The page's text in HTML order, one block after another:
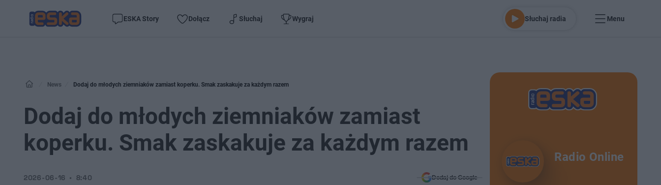
ESKA Story Dołącz Słuchaj Wygraj Słuchaj radia Menu
News Dodaj do młodych ziemniaków zamiast koperku. Smak zaskakuje za każdym razem
Dodaj do młodych ziemniaków zamiast
koperku. Smak zaskakuje za każdym razem
2026-06-16 8:40 Dodaj do Google
Radio Online